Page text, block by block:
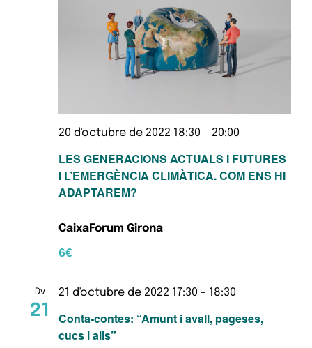
LES GENERACIONS ACTUALS I FUTURES
I L’EMERGÈNCIA CLIMÀTICA. COM ENS HI
ADAPTAREM?
20 d'octubre de 2022 18:30 - 20:00
CaixaForum Girona
6€
Dv
21
Conta-contes: “Amunt i avall, pageses,
cucs i alls”
21 d'octubre de 2022 17:30 - 18:30